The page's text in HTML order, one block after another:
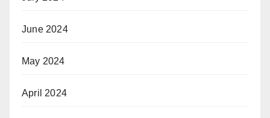
June 2024
May 2024
April 2024